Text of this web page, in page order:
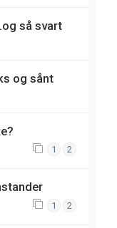
så svart
og sånt
1 2
1 2